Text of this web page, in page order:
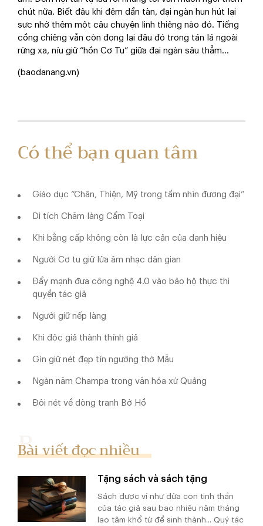
chút nữa. Biết đâu khi đêm dần tàn, đại ngàn hun hút lại
sực nhớ thêm một câu chuyện linh thiêng nào đó. Tiếng
cồng chiêng vẫn còn đọng lại đâu đó trong tán lá ngoài
rừng xa, níu giữ “hồn Cơ Tu” giữa đại ngàn sâu thẳm...
(baodanang.vn)
Có thể bạn quan tâm
Giáo dục “Chân, Thiện, Mỹ trong tầm nhìn đương đại”
Di tích Chăm làng Cẩm Toại
Khi bằng cấp không còn là lực cản của danh hiệu
Người Cơ tu giữ lửa âm nhạc dân gian
Đẩy mạnh đưa công nghệ 4.0 vào bảo hộ thực thi
quyền tác giả
Người giữ nếp làng
Khi độc giả thành thính giả
Gìn giữ nét đẹp tín ngưỡng thờ Mẫu
Ngàn năm Champa trong văn hóa xứ Quảng
Đôi nét về dòng tranh Bờ Hồ
Bài viết đọc nhiều
Tặng sách và sách tặng
Sách được ví như đứa con tinh thần
của tác giả sau bao nhiêu năm tháng
lao tâm khổ tứ để sinh thành... Quý tác